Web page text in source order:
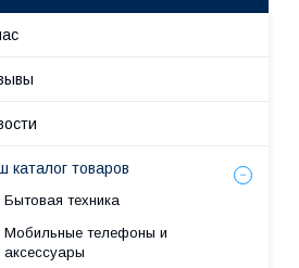
каталог товаров
Бытовая техника
Мобильные телефоны и
аксессуары